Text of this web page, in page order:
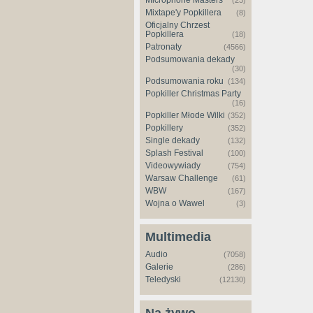
Mixtape'y Popkillera (8)
Oficjalny Chrzest
Popkillera
(18)
Patronaty (4566)
Podsumowania dekady
(30)
Podsumowania roku (134)
Popkiller Christmas Party
(16)
Popkiller Młode Wilki (352)
Popkillery (352)
Single dekady (132)
Splash Festival (100)
Videowywiady (754)
Warsaw Challenge (61)
WBW (167)
Wojna o Wawel (3)
Multimedia
Audio (7058)
Galerie (286)
Teledyski (12130)